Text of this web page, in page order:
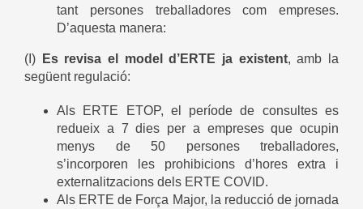
tant persones treballadores com empreses.
D’aquesta manera:
(I) Es revisa el model d’ERTE ja existent, amb la
següent regulació:
Als ERTE ETOP, el període de consultes es
redueix a 7 dies per a empreses que ocupin
menys de 50 persones treballadores,
s’incorporen les prohibicions d’hores extra i
externalitzacions dels ERTE COVID.
Als ERTE de Força Major, la reducció de jornada